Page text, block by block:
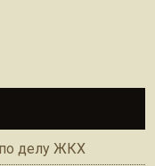
по делу ЖКХ